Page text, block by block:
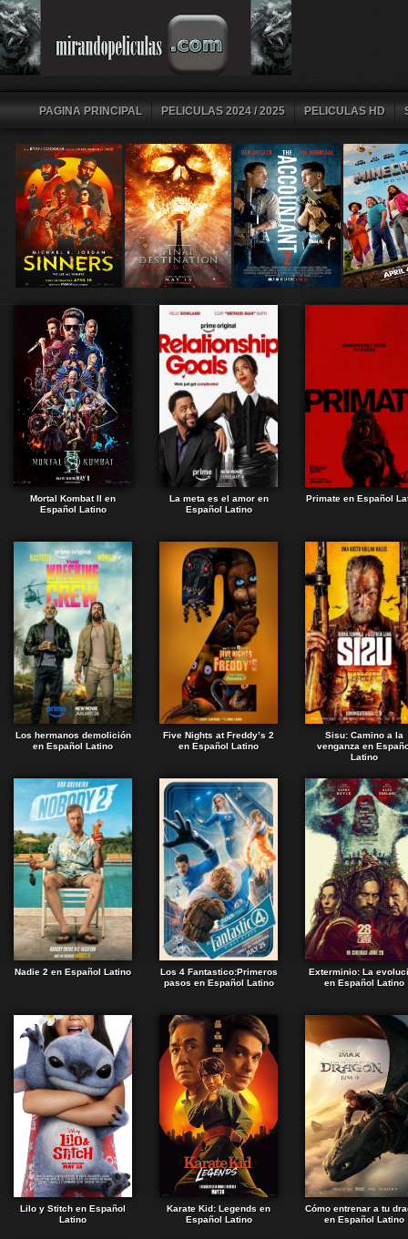
PAGINA PRINCIPAL PELICULAS 2024 / 2025 PELICULAS HD
Mortal Kombat II en
Español Latino
La meta es el amor en
Español Latino
Primate en Español
Los hermanos demolición
en Español Latino
Five Nights at Freddy’s 2
en Español Latino
Sisu: Camino a la
venganza en
Latino
Nadie 2 en Español Latino
Los 4 Fantastico:Primeros
pasos en Español Latino
Exterminio: La
en Español Latino
Lilo y Stitch en Español
Latino
Karate Kid: Legends en
Español Latino
Cómo entrenar a tu
en Español Latino